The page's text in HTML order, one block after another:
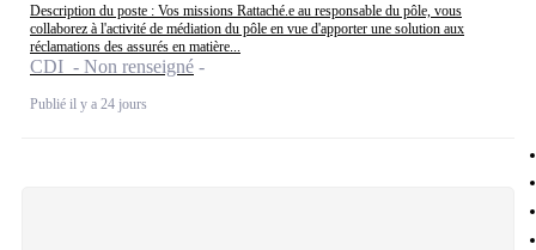
Description du poste : Vos missions Rattaché.e au responsable du pôle, vous
collaborez à l'activité de médiation du pôle en vue d'apporter une solution aux
réclamations des assurés en matière...
CDI - Non renseigné
Publié il y a 24 jours